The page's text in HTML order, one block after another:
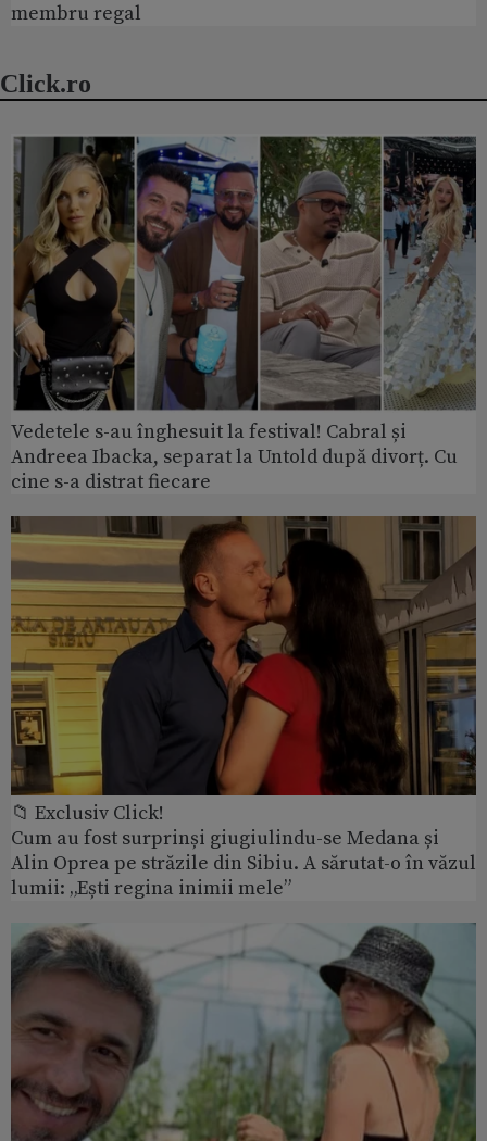
membru regal
Click.ro
Vedetele s-au înghesuit la festival! Cabral și
Andreea Ibacka, separat la Untold după divorț. Cu
cine s-a distrat fiecare
📁 Exclusiv Click!
Cum au fost surprinși giugiulindu-se Medana și
Alin Oprea pe străzile din Sibiu. A sărutat-o în văzul
lumii: „Ești regina inimii mele”